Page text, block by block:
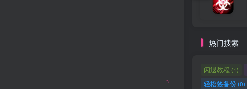
热门搜索
闪退教程 (1)
轻松签备份(0)